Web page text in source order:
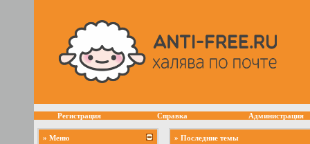
Регистрация Справка Администрация
» Меню » Последние темы